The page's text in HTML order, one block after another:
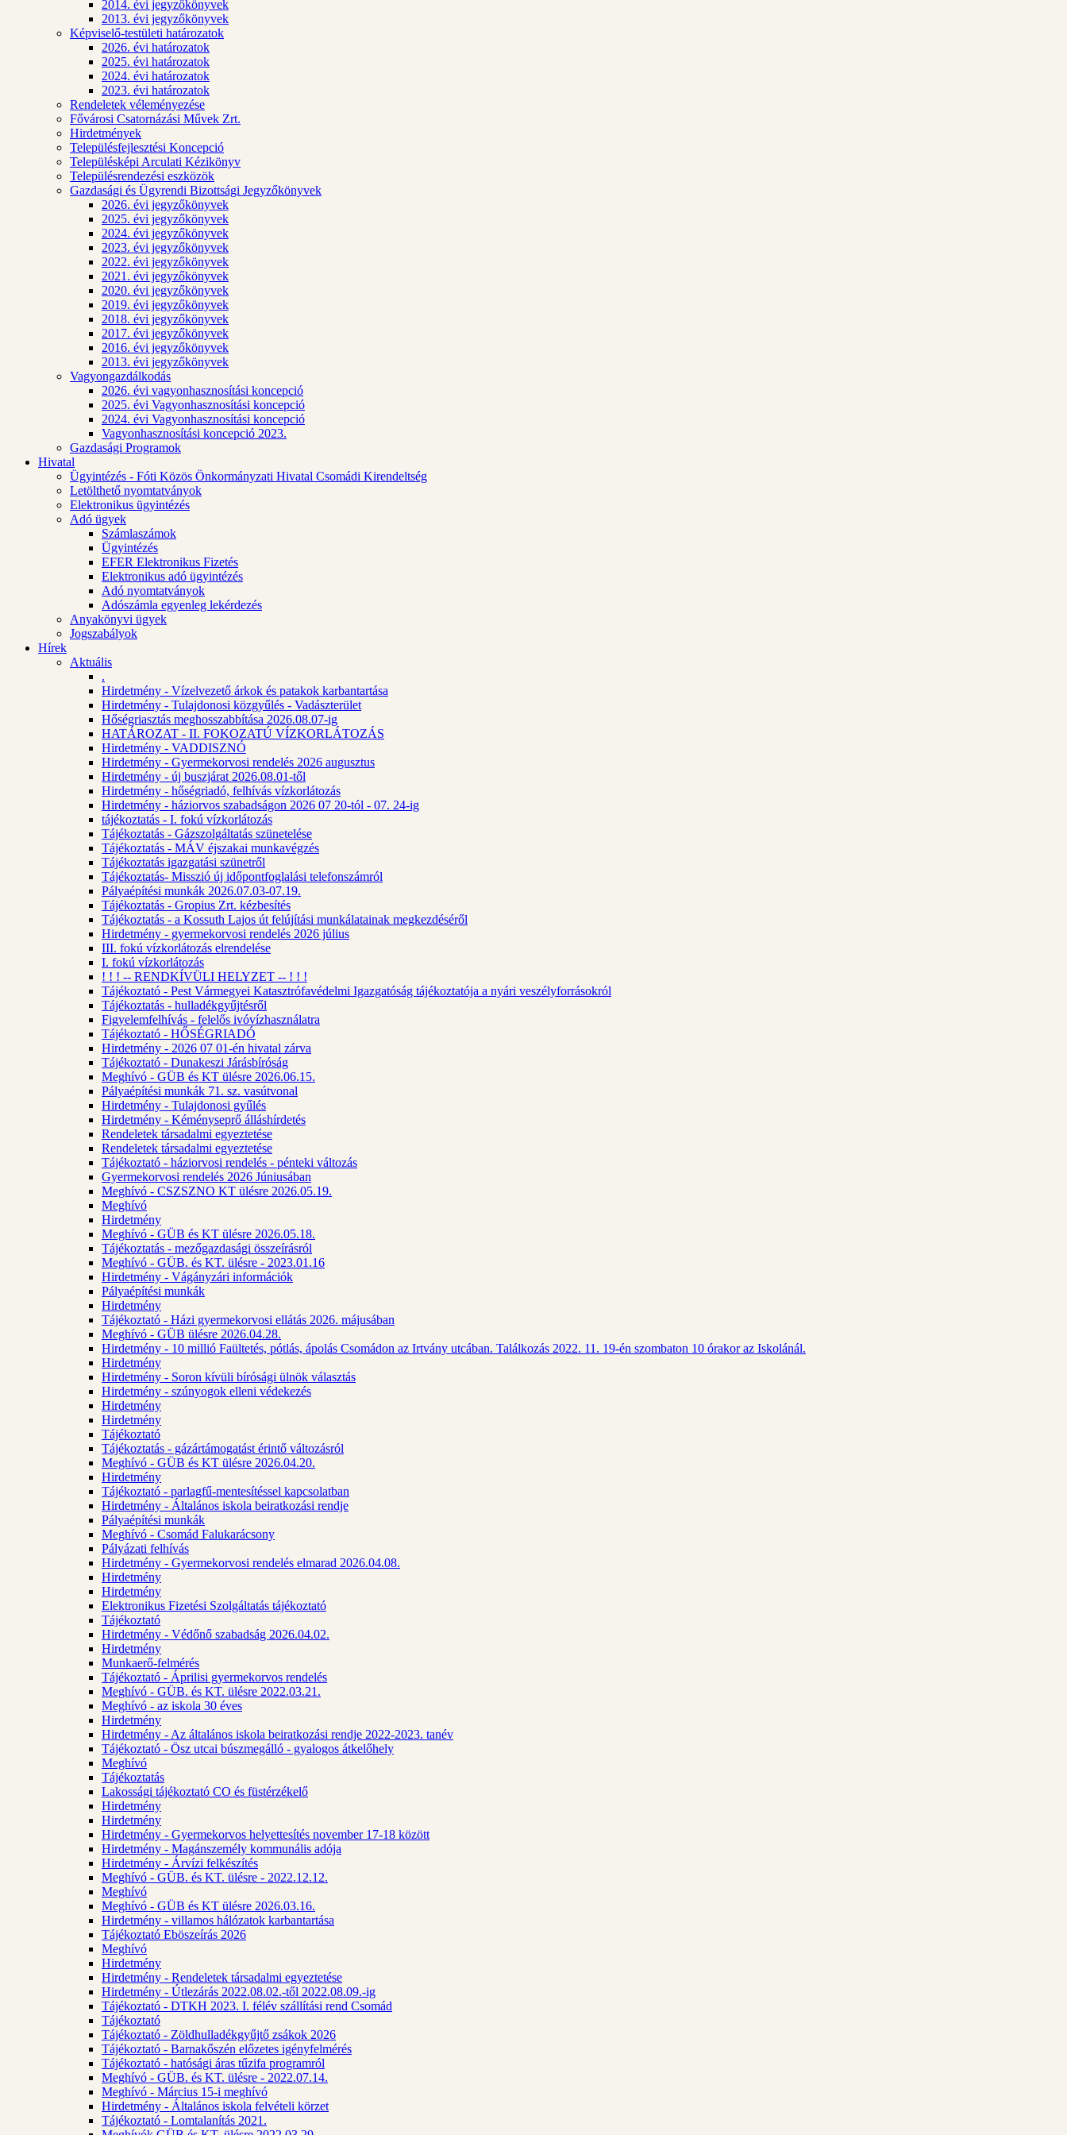
2014. évi jegyzőkönyvek
2013. évi jegyzőkönyvek
Képviselő-testületi határozatok
2026. évi határozatok
2025. évi határozatok
2024. évi határozatok
2023. évi határozatok
Rendeletek véleményezése
Fővárosi Csatornázási Művek Zrt.
Hirdetmények
Településfejlesztési Koncepció
Településképi Arculati Kézikönyv
Településrendezési eszközök
Gazdasági és Ügyrendi Bizottsági Jegyzőkönyvek
2026. évi jegyzőkönyvek
2025. évi jegyzőkönyvek
2024. évi jegyzőkönyvek
2023. évi jegyzőkönyvek
2022. évi jegyzőkönyvek
2021. évi jegyzőkönyvek
2020. évi jegyzőkönyvek
2019. évi jegyzőkönyvek
2018. évi jegyzőkönyvek
2017. évi jegyzőkönyvek
2016. évi jegyzőkönyvek
2013. évi jegyzőkönyvek
Vagyongazdálkodás
2026. évi vagyonhasznosítási koncepció
2025. évi Vagyonhasznosítási koncepció
2024. évi Vagyonhasznosítási koncepció
Vagyonhasznosítási koncepció 2023.
Gazdasági Programok
Hivatal
Ügyintézés - Fóti Közös Önkormányzati Hivatal Csomádi Kirendeltség
Letölthető nyomtatványok
Elektronikus ügyintézés
Adó ügyek
Számlaszámok
Ügyintézés
EFER Elektronikus Fizetés
Elektronikus adó ügyintézés
Adó nyomtatványok
Adószámla egyenleg lekérdezés
Anyakönyvi ügyek
Jogszabályok
Hírek
Aktuális
.
Hirdetmény - Vízelvezető árkok és patakok karbantartása
Hirdetmény - Tulajdonosi közgyűlés - Vadászterület
Hőségriasztás meghosszabbítása 2026.08.07-ig
HATÁROZAT - II. FOKOZATÚ VÍZKORLÁTOZÁS
Hirdetmény - VADDISZNÓ
Hirdetmény - Gyermekorvosi rendelés 2026 augusztus
Hirdetmény - új buszjárat 2026.08.01-től
Hirdetmény - hőségriadó, felhívás vízkorlátozás
Hirdetmény - háziorvos szabadságon 2026 07 20-tól - 07. 24-ig
tájékoztatás - I. fokú vízkorlátozás
Tájékoztatás - Gázszolgáltatás szünetelése
Tájékoztatás - MÁV éjszakai munkavégzés
Tájékoztatás igazgatási szünetről
Tájékoztatás- Misszió új időpontfoglalási telefonszámról
Pályaépítési munkák 2026.07.03-07.19.
Tájékoztatás - Gropius Zrt. kézbesítés
Tájékoztatás - a Kossuth Lajos út felújítási munkálatainak megkezdéséről
Hirdetmény - gyermekorvosi rendelés 2026 július
III. fokú vízkorlátozás elrendelése
I. fokú vízkorlátozás
! ! ! -- RENDKÍVÜLI HELYZET -- ! ! !
Tájékoztató - Pest Vármegyei Katasztrófavédelmi Igazgatóság tájékoztatója a nyári veszélyforrásokról
Tájékoztatás - hulladékgyűjtésről
Figyelemfelhívás - felelős ivóvízhasználatra
Tájékoztató - HŐSÉGRIADÓ
Hirdetmény - 2026 07 01-én hivatal zárva
Tájékoztató - Dunakeszi Járásbíróság
Meghívó - GÜB és KT ülésre 2026.06.15.
Pályaépítési munkák 71. sz. vasútvonal
Hirdetmény - Tulajdonosi gyűlés
Hirdetmény - Kéményseprő álláshírdetés
Rendeletek társadalmi egyeztetése
Rendeletek társadalmi egyeztetése
Tájékoztató - háziorvosi rendelés - pénteki változás
Gyermekorvosi rendelés 2026 Júniusában
Meghívó - CSZSZNO KT ülésre 2026.05.19.
Meghívó
Hirdetmény
Meghívó - GÜB és KT ülésre 2026.05.18.
Tájékoztatás - mezőgazdasági összeírásról
Meghívó - GÜB. és KT. ülésre - 2023.01.16
Hirdetmény - Vágányzári információk
Pályaépítési munkák
Hirdetmény
Tájékoztató - Házi gyermekorvosi ellátás 2026. májusában
Meghívó - GÜB ülésre 2026.04.28.
Hirdetmény - 10 millió Faültetés, pótlás, ápolás Csomádon az Irtvány utcában. Találkozás 2022. 11. 19-én szombaton 10 órakor az Iskolánál.
Hirdetmény
Hirdetmény - Soron kívüli bírósági ülnök választás
Hirdetmény - szúnyogok elleni védekezés
Hirdetmény
Hirdetmény
Tájékoztató
Tájékoztatás - gázártámogatást érintő változásról
Meghívó - GÜB és KT ülésre 2026.04.20.
Hirdetmény
Tájékoztató - parlagfű-mentesítéssel kapcsolatban
Hirdetmény - Általános iskola beiratkozási rendje
Pályaépítési munkák
Meghívó - Csomád Falukarácsony
Pályázati felhívás
Hirdetmény - Gyermekorvosi rendelés elmarad 2026.04.08.
Hirdetmény
Hirdetmény
Elektronikus Fizetési Szolgáltatás tájékoztató
Tájékoztató
Hirdetmény - Védőnő szabadság 2026.04.02.
Hirdetmény
Munkaerő-felmérés
Tájékoztató - Áprilisi gyermekorvos rendelés
Meghívó - GÜB. és KT. ülésre 2022.03.21.
Meghívó - az iskola 30 éves
Hirdetmény
Hirdetmény - Az általános iskola beiratkozási rendje 2022-2023. tanév
Tájékoztató - Ösz utcai búszmegálló - gyalogos átkelőhely
Meghívó
Tájékoztatás
Lakossági tájékoztató CO és füstérzékelő
Hirdetmény
Hirdetmény
Hirdetmény - Gyermekorvos helyettesítés november 17-18 között
Hirdetmény - Magánszemély kommunális adója
Hirdetmény - Árvízi felkészítés
Meghívó - GÜB. és KT. ülésre - 2022.12.12.
Meghívó
Meghívó - GÜB és KT ülésre 2026.03.16.
Hirdetmény - villamos hálózatok karbantartása
Tájékoztató Eböszeírás 2026
Meghívó
Hirdetmény
Hirdetmény - Rendeletek társadalmi egyeztetése
Hirdetmény - Útlezárás 2022.08.02.-től 2022.08.09.-ig
Tájékoztató - DTKH 2023. I. félév szállítási rend Csomád
Tájékoztató
Tájékoztató - Zöldhulladékgyűjtő zsákok 2026
Tájékoztató - Barnakőszén előzetes igényfelmérés
Tájékoztató - hatósági áras tűzifa programról
Meghívó - GÜB. és KT. ülésre - 2022.07.14.
Meghívó - Március 15-i meghívó
Hirdetmény - Általános iskola felvételi körzet
Tájékoztató - Lomtalanítás 2021.